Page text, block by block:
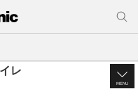
レ
MENU